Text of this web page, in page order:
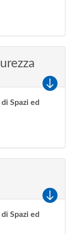
Spazi ed
Spazi ed